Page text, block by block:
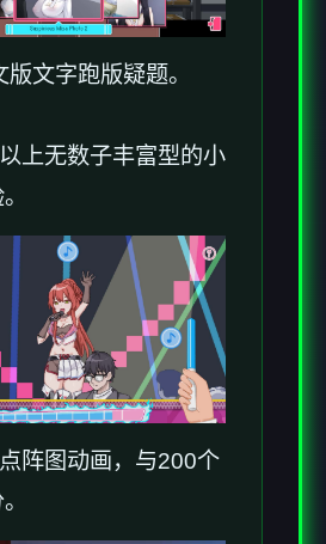
文字跑版疑题。
上无数子丰富型的小
阵图动画，与200个